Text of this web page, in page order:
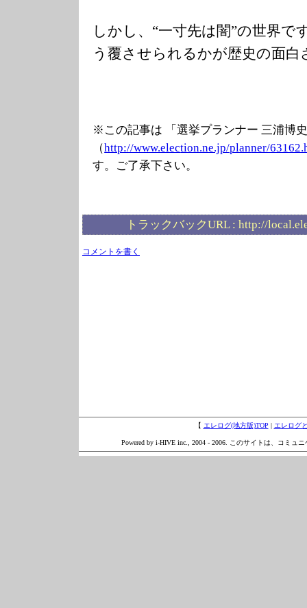
しかし、“一寸先は闇”の世界で
う覆させられるかが歴史の面白
※この記事は 「選挙プランナー 三浦博
（http://www.election.ne.jp/planner/
す。ご了承下さい。
トラックバックURL : http://
コメントを書く
【 エレログ(地方版)TOP | エレログ
Powered by i-HIVE inc., 2004 - 2006. このサイトは、コミュ